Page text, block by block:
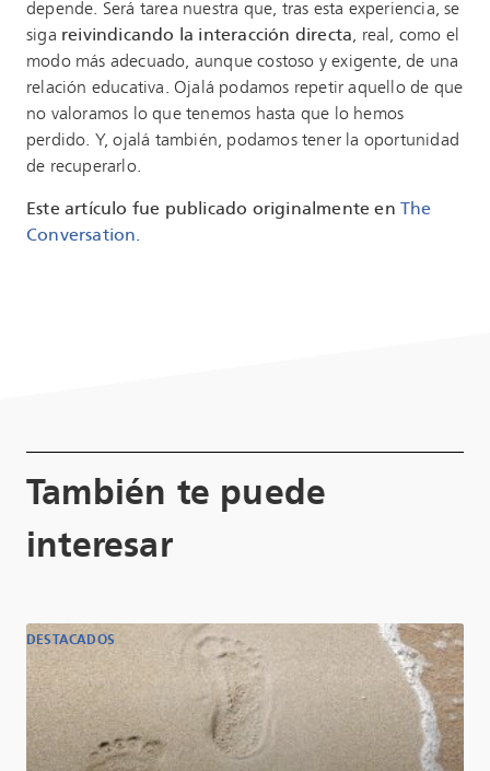
depende. Será tarea nuestra que, tras esta experiencia, se
siga reivindicando la interacción directa, real, como el
modo más adecuado, aunque costoso y exigente, de una
relación educativa. Ojalá podamos repetir aquello de que
no valoramos lo que tenemos hasta que lo hemos
perdido. Y, ojalá también, podamos tener la oportunidad
de recuperarlo.
Este artículo fue publicado originalmente en
The
Conversation.
También te puede
interesar
DESTACADOS